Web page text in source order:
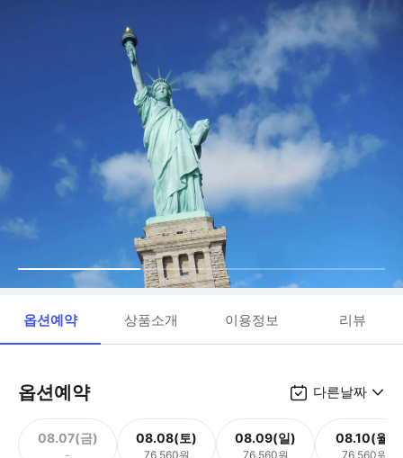
옵션예약 상품소개 이용정보 리뷰
옵션예약 다른날짜
08.07(금)
-
08.08(토)
76,560원
08.09(일)
76,560원
08.10(월)
76,560원